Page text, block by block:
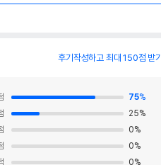
후기작성하고 최대 150점 받기
75%
25%
0%
0%
0%